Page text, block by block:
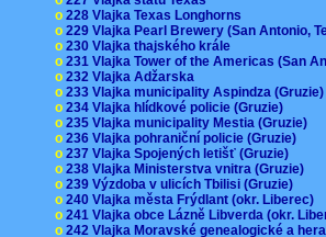
o 228 Vlajka Texas Longhorns
o 229 Vlajka Pearl Brewery (San Antonio,
o 230 Vlajka thajského krále
o 231 Vlajka Tower of the Americas (San
o 232 Vlajka Adžarska
o 233 Vlajka municipality Aspindza
o 234 Vlajka hlídkové policie (Gruzie)
o 235 Vlajka municipality Mestia (Gruzie)
o 236 Vlajka pohraniční policie (Gruzie)
o 237 Vlajka Spojených letišť (Gruzie)
o 238 Vlajka Ministerstva vnitra (Gruzie)
o 239 Výzdoba v ulicích Tbilisi (Gruzie)
o 240 Vlajka města Frýdlant (okr. Liberec)
o 241 Vlajka obce Lázně Libverda (okr.
o 242 Vlajka Moravské genealogické a